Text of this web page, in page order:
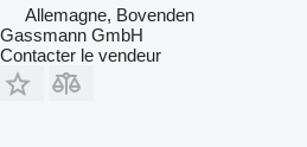
Allemagne, Bovenden
Gassmann GmbH
Contacter le vendeur